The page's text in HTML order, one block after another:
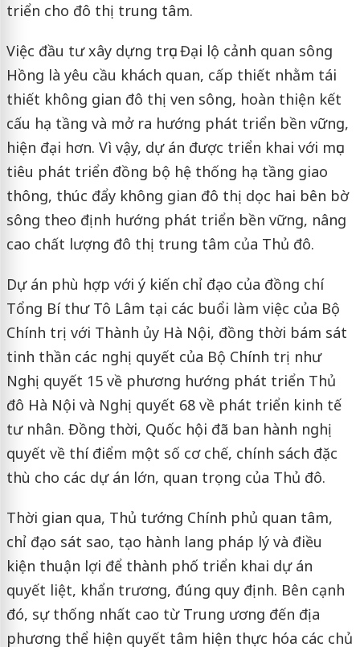
triển cho đô thị trung tâm.
Việc đầu tư xây dựng trục Đại lộ cảnh quan sông
Hồng là yêu cầu khách quan, cấp thiết nhằm tái
thiết không gian đô thị ven sông, hoàn thiện kết
cấu hạ tầng và mở ra hướng phát triển bền vững,
hiện đại hơn. Vì vậy, dự án được triển khai với mục
tiêu phát triển đồng bộ hệ thống hạ tầng giao
thông, thúc đẩy không gian đô thị dọc hai bên bờ
sông theo định hướng phát triển bền vững, nâng
cao chất lượng đô thị trung tâm của Thủ đô.
Dự án phù hợp với ý kiến chỉ đạo của đồng chí
Tổng Bí thư Tô Lâm tại các buổi làm việc của Bộ
Chính trị với Thành ủy Hà Nội, đồng thời bám sát
tinh thần các nghị quyết của Bộ Chính trị như
Nghị quyết 15 về phương hướng phát triển Thủ
đô Hà Nội và Nghị quyết 68 về phát triển kinh tế
tư nhân. Đồng thời, Quốc hội đã ban hành nghị
quyết về thí điểm một số cơ chế, chính sách đặc
thù cho các dự án lớn, quan trọng của Thủ đô.
Thời gian qua, Thủ tướng Chính phủ quan tâm,
chỉ đạo sát sao, tạo hành lang pháp lý và điều
kiện thuận lợi để thành phố triển khai dự án
quyết liệt, khẩn trương, đúng quy định. Bên cạnh
đó, sự thống nhất cao từ Trung ương đến địa
phương thể hiện quyết tâm hiện thực hóa các chủ